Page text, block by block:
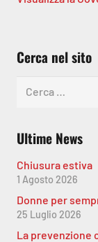
Cerca nel sito
Ultime News
Chiusura estiva
1 Agosto 2026
Donne per
25 Luglio 2026
La prevenzione